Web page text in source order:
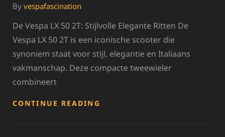
By vespafascination
De Vespa LX 50 2T: Stijlvolle Elegante Ritten De
Vespa LX 50 2T is een iconische scooter die
synoniem staat voor stijl, elegantie en Italiaans
vakmanschap. Deze compacte tweewieler
combineert
CONTINUE READING